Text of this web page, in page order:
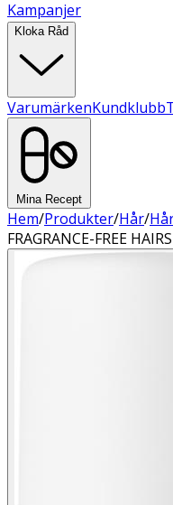
Kampanjer
Kloka Råd
VarumärkenKundklubb
Mina Recept
Hem/Produkter/Hår/
FRAGRANCE-FREE